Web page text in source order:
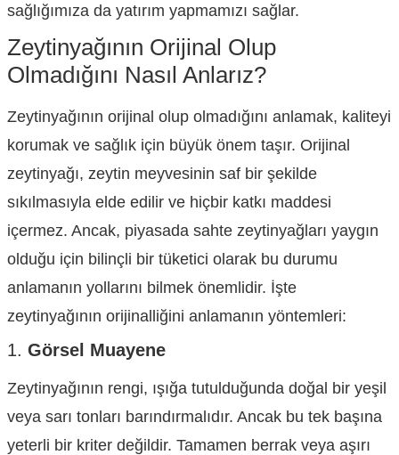
sağlığımıza da yatırım yapmamızı sağlar.
Zeytinyağının Orijinal Olup
Olmadığını Nasıl Anlarız?
Zeytinyağının orijinal olup olmadığını anlamak, kaliteyi
korumak ve sağlık için büyük önem taşır. Orijinal
zeytinyağı, zeytin meyvesinin saf bir şekilde
sıkılmasıyla elde edilir ve hiçbir katkı maddesi
içermez. Ancak, piyasada sahte zeytinyağları yaygın
olduğu için bilinçli bir tüketici olarak bu durumu
anlamanın yollarını bilmek önemlidir. İşte
zeytinyağının orijinalliğini anlamanın yöntemleri:
1. Görsel Muayene
Zeytinyağının rengi, ışığa tutulduğunda doğal bir yeşil
veya sarı tonları barındırmalıdır. Ancak bu tek başına
yeterli bir kriter değildir. Tamamen berrak veya aşırı